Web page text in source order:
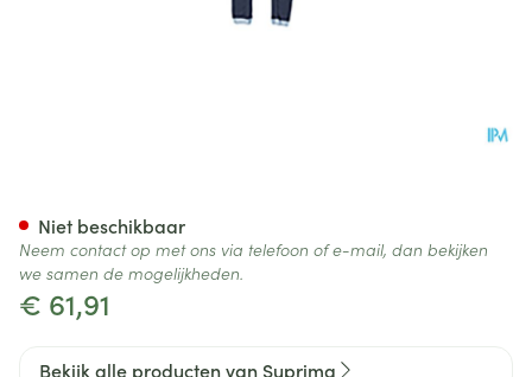
€ 61,91
Niet beschikbaar
Neem contact op met ons via telefoon of e-mail, dan bekijken
we samen de mogelijkheden.
Bekijk alle producten van Suprima